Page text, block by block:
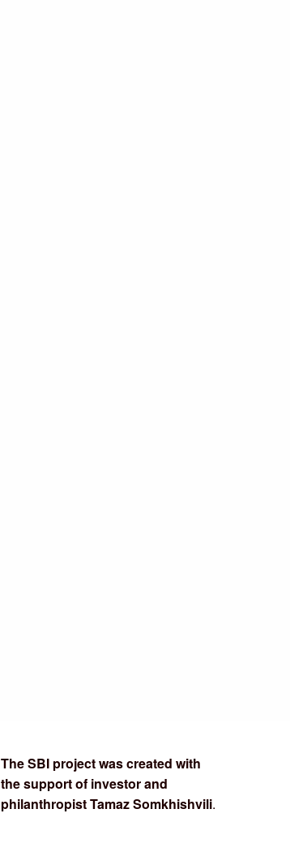
The SBI project was created with
the support of investor and
philanthropist Tamaz Somkhishvili.